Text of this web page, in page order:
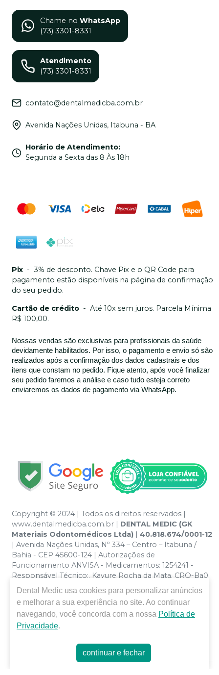
Chame no WhatsApp
(73) 3301-8331
Atendimento
(73) 3301-8331
contato@dentalmedicba.com.br
Avenida Nações Unidas, Itabuna - BA
Horário de Atendimento:
Segunda a Sexta das 8 Às 18h
Pix - 3% de desconto. Chave Pix e o QR Code para
pagamento estão disponíveis na página de confirmação
do seu pedido.
Cartão de crédito - Até 10x sem juros. Parcela Mínima
R$ 100,00.
Nossas vendas são exclusivas para profissionais da saúde
devidamente habilitados. Por isso, o pagamento e envio só são
realizados após a confirmação dos dados cadastrais e dos
itens que constam no pedido. Fique atento, após você finalizar
seu pedido faremos a análise e caso tudo esteja correto
enviaremos os dados de pagamento via WhatsApp.
Copyright © 2024 | Todos os direitos reservados |
www.dentalmedicba.com.br | DENTAL MEDIC (GK
Materiais Odontomédicos Ltda) | 40.818.674/0001-12
| Avenida Nações Unidas, Nº 334 – Centro – Itabuna /
Bahia - CEP 45600-124 | Autorizações de
Funcionamento ANVISA - Medicamentos: 1254241 -
Responsável Técnico:. Kayure Rocha da Mata. CRO-Ba0
nº 13379 | Política de Privacidade e Segurança - Fotos
meramente ilustrativas - Os preços e condições da loja
virtual estão sujeitos a alterações. Em caso de
divergência de preços no site, o valor válido é o do
Carrinho de Compra. Não vendemos por atacado por
de grandes volumes pelo site.
Dental Medic usa cookies para personalizar anúncios
e melhorar a sua experiência no site. Ao continuar
navegando, você concorda com a nossa Política de
Privacidade.
continuar e fechar